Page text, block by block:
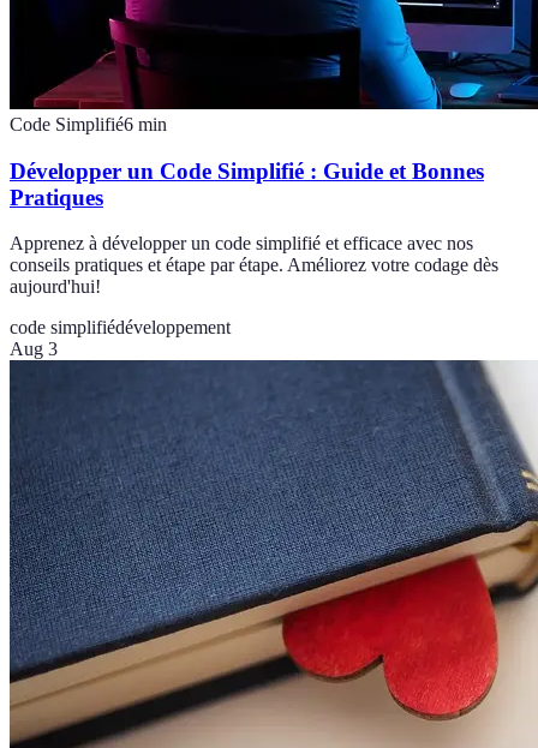
Code Simplifié6 min
Développer un Code Simplifié : Guide et Bonnes
Pratiques
Apprenez à développer un code simplifié et efficace avec nos
conseils pratiques et étape par étape. Améliorez votre codage dès
aujourd'hui!
code simplifiédéveloppement
Aug 3